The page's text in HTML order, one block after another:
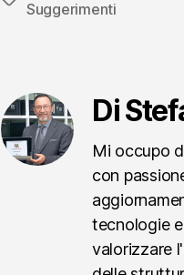
Suggerimenti
Di
Mi occupo
con
tecnologie
valorizzare